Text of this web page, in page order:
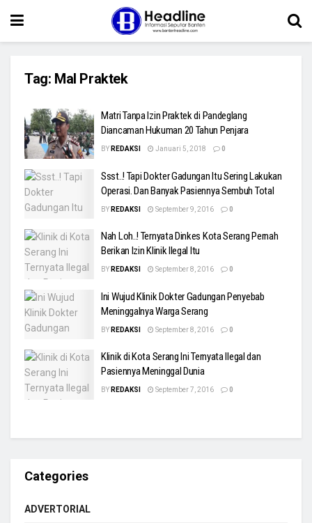
Tag: Mal Praktek
Matri Tanpa Izin Praktek di Pandeglang
Diancaman Hukuman 20 Tahun Penjara
BY REDAKSI Januari 5, 2018 0
Ssst..! Tapi Dokter Gadungan Itu Sering Lakukan
Operasi. Dan Banyak Pasiennya Sembuh Total
BY REDAKSI September 9, 2016 0
Nah Loh..! Ternyata Dinkes Kota Serang Pernah
Berikan Izin Klinik Ilegal Itu
BY REDAKSI September 8, 2016 0
Ini Wujud Klinik Dokter Gadungan Penyebab
Meninggalnya Warga Serang
BY REDAKSI September 8, 2016 0
Klinik di Kota Serang Ini Ternyata Ilegal dan
Pasiennya Meninggal Dunia
BY REDAKSI September 7, 2016 0
Categories
ADVERTORIAL